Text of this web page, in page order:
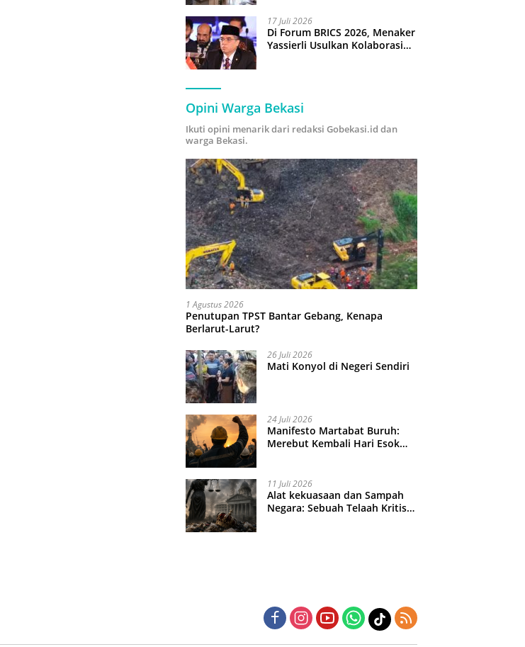
17 Juli 2026
Di Forum BRICS 2026, Menaker
Yassierli Usulkan Kolaborasi
Opini Warga Bekasi
Ikuti opini menarik dari redaksi Gobekasi.id dan
warga Bekasi.
1 Agustus 2026
Penutupan TPST Bantar Gebang, Kenapa
Berlarut-Larut?
26 Juli 2026
Mati Konyol di Negeri Sendiri
24 Juli 2026
Manifesto Martabat Buruh:
Merebut Kembali Hari Esok
11 Juli 2026
Alat kekuasaan dan Sampah
Negara: Sebuah Telaah Kritis